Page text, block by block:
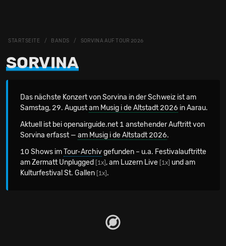
STARTSEITE BANDS SORVINA AUF TOUR 2026
SORVINA
Das nächste Konzert von Sorvina in der Schweiz ist am
Samstag, 29. Augustam Musig i de Altstadt 2026 in Aarau.
Aktuell ist bei openairguide.net 1 anstehender Auftritt von
Sorvina erfasst — am Musig i de Altstadt 2026.
10 Shows imTour-Archivgefunden – u.a. Festivalauftritte
am Zermatt Unplugged
[1x] , am Luzern Live [1x] und am
Kulturfestival St. Gallen [1x] .